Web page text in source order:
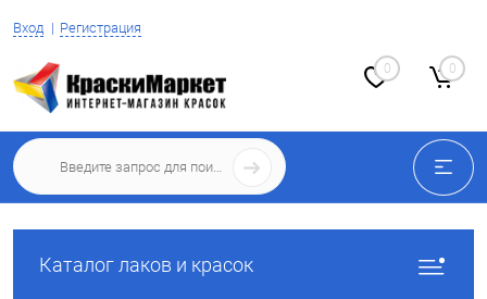
Вход Регистрация
0 0
Каталог лаков и красок